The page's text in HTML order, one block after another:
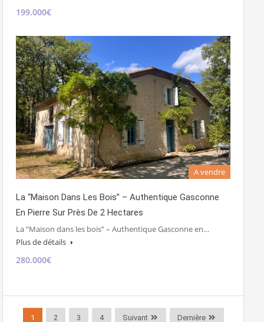
199.000€
A vendre
La “Maison Dans Les Bois” – Authentique Gasconne
En Pierre Sur Près De 2 Hectares
La “Maison dans les bois” – Authentique Gasconne en…
Plus de détails
280.000€
1 2 3 4 Suivant Dernière